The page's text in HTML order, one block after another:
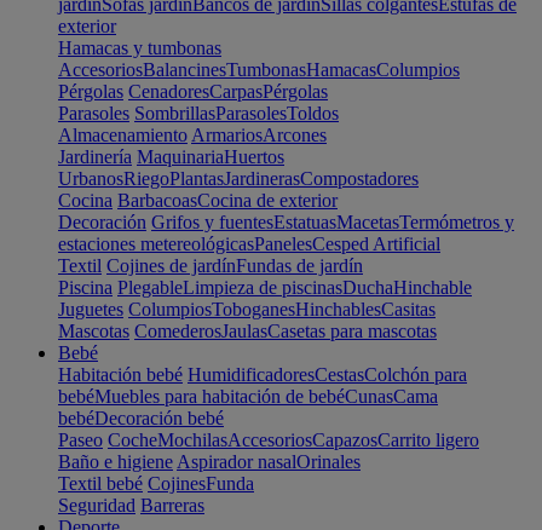
jardínSofás jardínBancos de jardínSillas colgantesEstufas de
exterior
Hamacas y tumbonas
AccesoriosBalancinesTumbonasHamacasColumpios
Pérgolas CenadoresCarpasPérgolas
Parasoles SombrillasParasolesToldos
Almacenamiento ArmariosArcones
Jardinería MaquinariaHuertos
UrbanosRiegoPlantasJardinerasCompostadores
Cocina BarbacoasCocina de exterior
Decoración Grifos y fuentesEstatuasMacetasTermómetros y
estaciones metereológicasPanelesCesped Artificial
Textil Cojines de jardínFundas de jardín
Piscina PlegableLimpieza de piscinasDuchaHinchable
Juguetes ColumpiosToboganesHinchablesCasitas
Mascotas ComederosJaulasCasetas para mascotas
Bebé
Habitación bebé HumidificadoresCestasColchón para
bebéMuebles para habitación de bebéCunasCama
bebéDecoración bebé
Paseo CocheMochilasAccesoriosCapazosCarrito ligero
Baño e higiene Aspirador nasalOrinales
Textil bebé CojinesFunda
Seguridad Barreras